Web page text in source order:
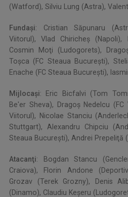
(Watford), Silviu Lung (Astra),
Fundaşi: Cristian Săpunaru
Viitorul), Vlad Chiricheş (Napoli),
Cosmin Moţi (Ludogorets),
Toşca (FC Steaua Bucureşti),
Enache (FC Steaua Bucureşti),
Mijlocaşi: Eric Bicfalvi (Tom
Be'er Sheva), Dragoş Nedelcu
Viitorul), Nicolae Stanciu
Stuttgart), Alexandru Chipciu
Steaua Bucureşti), Andrei Prepeliţă
Atacanţi: Bogdan Stancu
Craiova), Florin Andone
Grozav (Terek Grozny), Denis
(Dinamo), Claudiu Keşeru